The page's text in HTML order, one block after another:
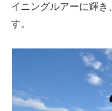
イニングルアーに輝き
す。